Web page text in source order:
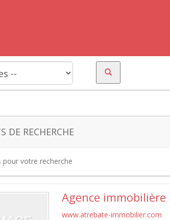
DE RECHERCHE
pour votre recherche
Agence immobilière
www.atrebate-immobilier.com